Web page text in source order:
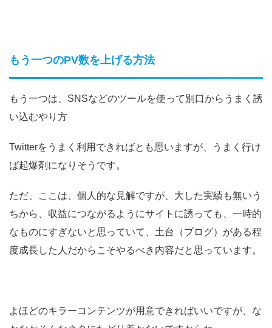
もう一つのPV数を上げる方法
もう一つは、SNSなどのツールを使って別口からうまく誘
い込むやり方
Twitterをうまく利用できればとも思いますが、うまく行け
ば起爆剤になりそうです。
ただ、ここは、個人的な見解ですが、大した実績も無いう
ちから、収益につながるようにサイトに誘っても、一時的
なものにすぎないと思っていて、土台（ブログ）がある程
度成長した人だからこそやるべき内容だと思っています。
よほどのキラーコンテンツが用意できればいいですが、な